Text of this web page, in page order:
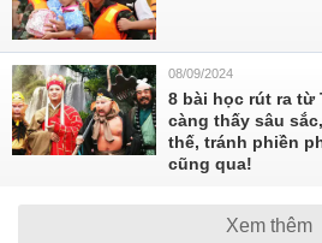
08/09/2024
8 bài học rút ra từ
càng thấy sâu
thế, tránh phiền
cũng qua!
Xem thêm